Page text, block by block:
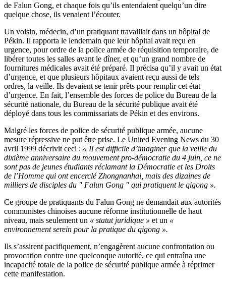
de Falun Gong, et chaque fois qu’ils entendaient quelqu’un dire
quelque chose, ils venaient l’écouter.
Un voisin, médecin, d’un pratiquant travaillait dans un hôpital de
Pékin. Il rapporta le lendemain que leur hôpital avait reçu en
urgence, pour ordre de la police armée de réquisition temporaire, de
libérer toutes les salles avant le dîner, et qu’un grand nombre de
fournitures médicales avait été préparé. Il précisa qu’il y avait un état
d’urgence, et que plusieurs hôpitaux avaient reçu aussi de tels
ordres, la veille. Ils devaient se tenir prêts pour remplir cet état
d’urgence. En fait, l’ensemble des forces de police du Bureau de la
sécurité nationale, du Bureau de la sécurité publique avait été
déployé dans tous les commissariats de Pékin et des environs.
Malgré les forces de police de sécurité publique armée, aucune
mesure répressive ne put être prise. Le United Evening News du 30
avril 1999 décrivit ceci : « Il est difficile d’imaginer que la veille du
dixième anniversaire du mouvement pro-démocratie du 4 juin, ce ne
sont pas de jeunes étudiants réclamant la Démocratie et les Droits
de l’Homme qui ont encerclé Zhongnanhai, mais des dizaines de
milliers de disciples du " Falun Gong " qui pratiquent le qigong ».
Ce groupe de pratiquants du Falun Gong ne demandait aux autorités
communistes chinoises aucune réforme institutionnelle de haut
niveau, mais seulement un « statut juridique » et un «
environnement serein pour la pratique du qigong ».
Ils s’assirent pacifiquement, n’engagèrent aucune confrontation ou
provocation contre une quelconque autorité, ce qui entraîna une
incapacité totale de la police de sécurité publique armée à réprimer
cette manifestation.